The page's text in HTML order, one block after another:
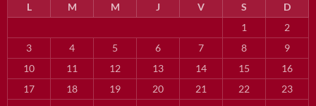
L M M J V S
D
1
2
3
4 5 6 7 8
9
10
11 12 13 14 15
16
17
18 19 20 21 22
23